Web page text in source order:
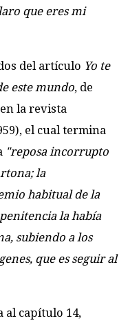
que eres mi
del artículo Yo te
este mundo, de
la revista
el cual termina
"reposa incorrupto
la
habitual de la
la había
subiendo a los
que es seguir al
al capítulo 14,